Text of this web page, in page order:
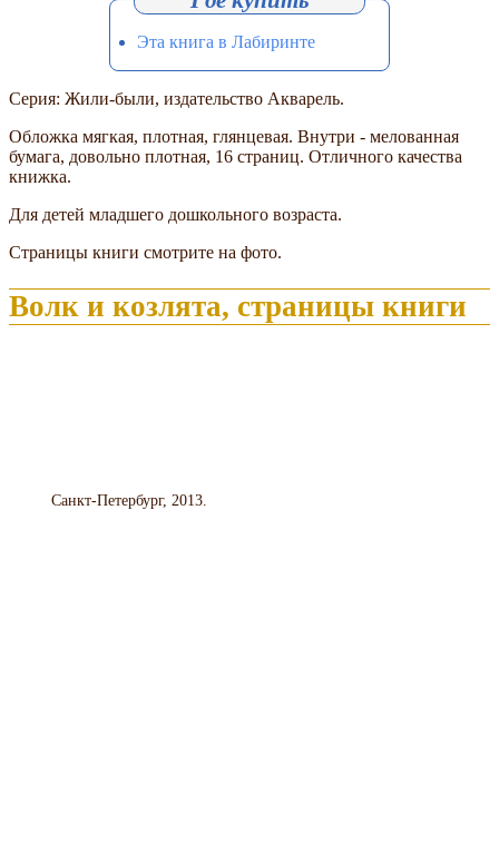
Эта книга в Лабиринте
Серия: Жили-были, издательство Акварель.
Обложка мягкая, плотная, глянцевая. Внутри - мелованная
бумага, довольно плотная, 16 страниц. Отличного качества
книжка.
Для детей младшего дошкольного возраста.
Страницы книги смотрите на фото.
Волк и козлята, страницы книги
Санкт-Петербург, 2013.